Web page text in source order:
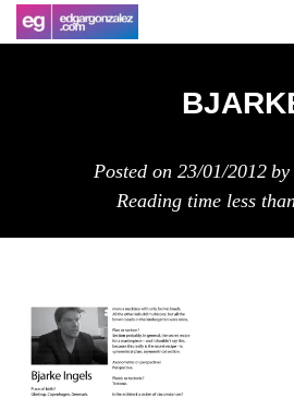
Posted on 23/01/2012 by
Reading time less